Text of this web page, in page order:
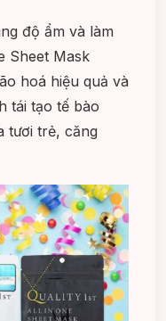
độ ẩm và làm
Sheet Mask
hoá hiệu quả và
tái tạo tế bào
tươi trẻ, căng